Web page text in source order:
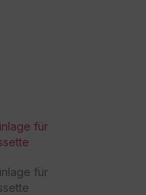
für
für